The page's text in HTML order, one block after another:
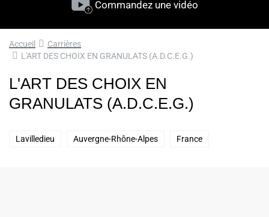
Commandez une vidéo
Accueil
Carrières
L'ART DES CHOIX EN GRANULATS (A.D.C.E.G.)
L'ART DES CHOIX EN
GRANULATS (A.D.C.E.G.)
Lavilledieu Auvergne-Rhône-Alpes France